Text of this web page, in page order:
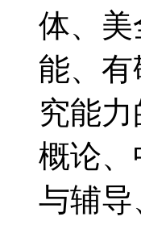
体、
能、
究能
概论
与辅